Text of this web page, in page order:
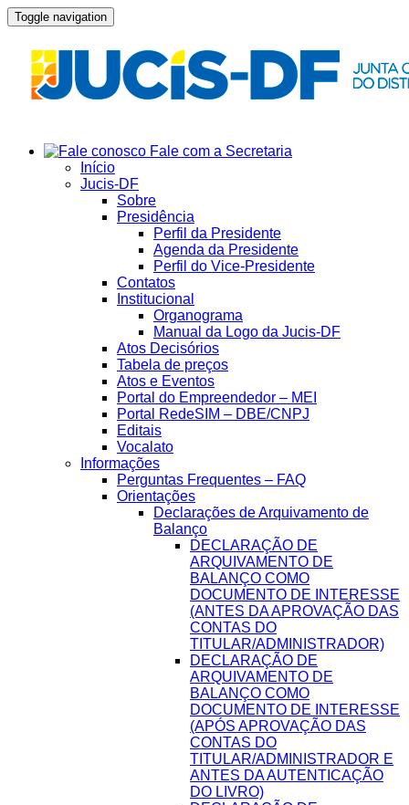
Toggle navigation
Fale com a Secretaria
Início
Jucis-DF
Sobre
Presidência
Perfil da Presidente
Agenda da Presidente
Perfil do Vice-Presidente
Contatos
Institucional
Organograma
Manual da Logo da Jucis-DF
Atos Decisórios
Tabela de preços
Atos e Eventos
Portal do Empreendedor – MEI
Portal RedeSIM – DBE/CNPJ
Editais
Vocalato
Informações
Perguntas Frequentes – FAQ
Orientações
Declarações de Arquivamento de
Balanço
DECLARAÇÃO DE
ARQUIVAMENTO DE
BALANÇO COMO
DOCUMENTO DE INTERESSE
(ANTES DA APROVAÇÃO DAS
CONTAS DO
TITULAR/ADMINISTRADOR)
DECLARAÇÃO DE
ARQUIVAMENTO DE
BALANÇO COMO
DOCUMENTO DE INTERESSE
(APÓS APROVAÇÃO DAS
CONTAS DO
TITULAR/ADMINISTRADOR E
ANTES DA AUTENTICAÇÃO
DO LIVRO)